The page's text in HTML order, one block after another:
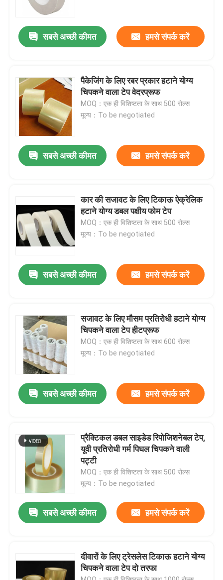
उत्पाद
वीडियो
हमारे बारे में
गुणवत्ता नियंत्रण
हमसे संपर्क करें
एक बोली का अनुरोध
कालीन चिपकने वाला टेप
सबसे अच्छी कीमत हमसे संपर्क करें
पैकेजिंग के लिए रबर प्रकार हटाने योग्य
चिपकने वाला टेप वेदरप्रूफ
MOQ：एक ही विशिष्टता के साथ 500 रोल्स
मूल्य：To be negotiated
सबसे अच्छी कीमत हमसे संपर्क करें
कार की सजावट के लिए टिकाऊ ऐक्रेलिक
हटाने योग्य डबल पक्षीय फोम टेप
MOQ：एक ही विशिष्टता के साथ 500 रोल्स
मूल्य：To be negotiated
सबसे अच्छी कीमत हमसे संपर्क करें
सजावट के लिए मौसम प्रतिरोधी हटाने योग्य
चिपकने वाला टेप हीटप्रूफ
MOQ：एक ही विशिष्टता के साथ 600 रोल्स
मूल्य：To be negotiated
सबसे अच्छी कीमत हमसे संपर्क करें
प्रैक्टिकल डबल साइडेड रिपोजिशनेबल टेप,
यूवी प्रतिरोधी गर्म पिघल चिपकने वाली
पट्टी
MOQ：एक ही विशिष्टता के साथ 500 रोल्स
मूल्य：To be negotiated
सबसे अच्छी कीमत हमसे संपर्क करें
दीवारों के लिए ट्रेसलेस टिकाऊ हटाने योग्य
चिपकने वाला टेप दो तरफा